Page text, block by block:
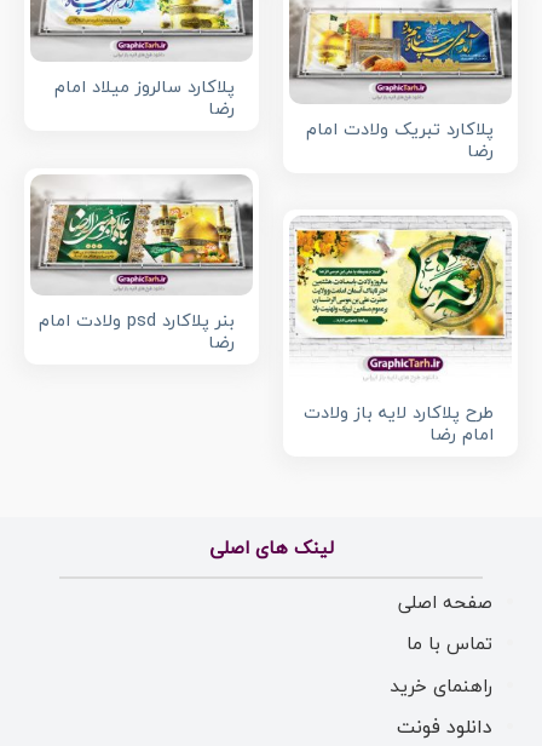
پلاکارد سالروز میلاد امام
رضا
پلاکارد تبریک ولادت امام
رضا
بنر پلاکارد psd ولادت امام
رضا
طرح پلاکارد لایه باز ولادت
امام رضا
لینک های اصلی
صفحه اصلی
تماس با ما
راهنمای خرید
دانلود فونت